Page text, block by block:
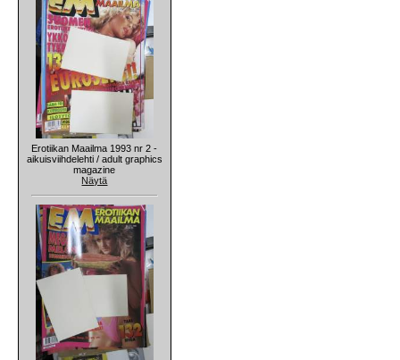
Erotiikan Maailma 1993 nr 2 -
aikuisviihdelehti / adult graphics
magazine
Näytä